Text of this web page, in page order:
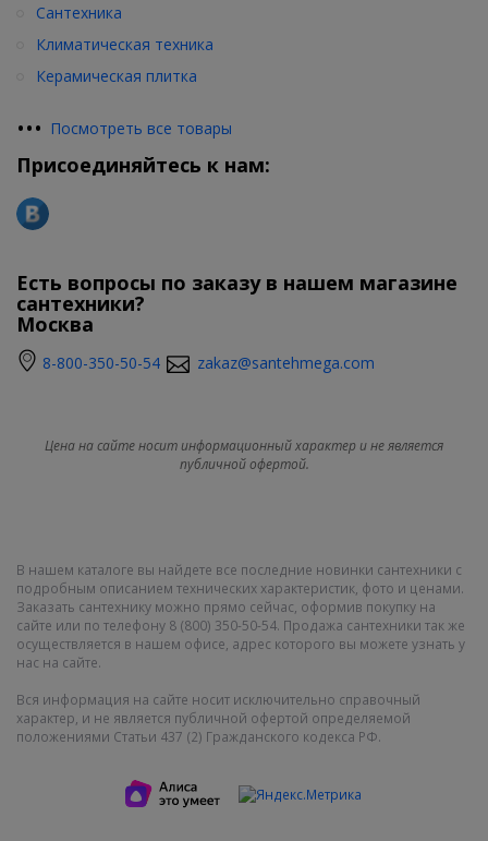
Сантехника
Климатическая техника
Керамическая плитка
••• Посмотреть все товары
Присоединяйтесь к нам:
Есть вопросы по заказу в нашем магазине
сантехники?
Москва
8-800-350-50-54 zakaz@santehmega.com
Цена на сайте носит информационный характер и не является
публичной офертой.
В нашем каталоге вы найдете все последние новинки сантехники с
подробным описанием технических характеристик, фото и ценами.
Заказать сантехнику можно прямо сейчас, оформив покупку на
сайте или по телефону 8 (800) 350-50-54. Продажа сантехники так же
осуществляется в нашем офисе, адрес которого вы можете узнать у
нас на сайте.
Вся информация на сайте носит исключительно справочный
характер, и не является публичной офертой определяемой
положениями Статьи 437 (2) Гражданского кодекса РФ.